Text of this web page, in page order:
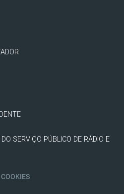
SERVIÇO PÚBLICO DE RÁDIO E